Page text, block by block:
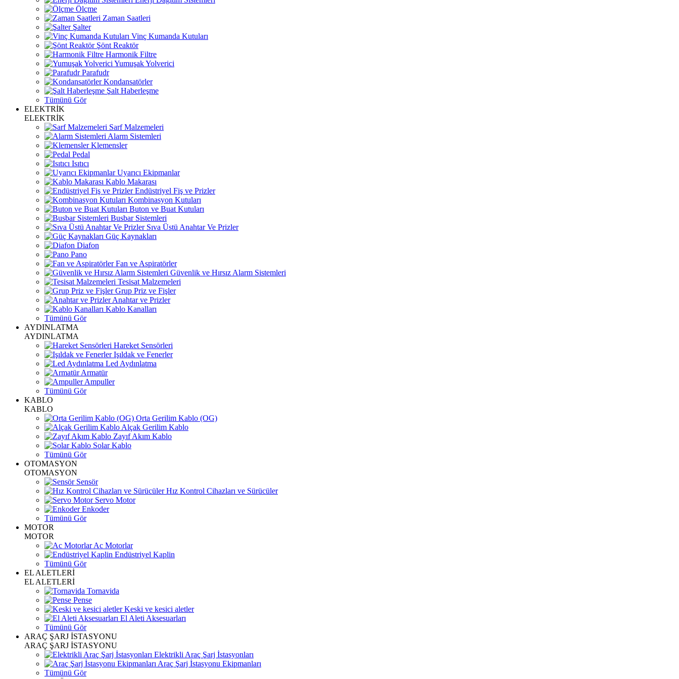
Ölçme
Zaman Saatleri
Şalter
Vinç Kumanda Kutuları
Şönt Reaktör
Harmonik Filtre
Yumuşak Yolverici
Parafudr
Kondansatörler
Şalt Haberleşme
Tümünü Gör
ELEKTRİK
ELEKTRİK
Sarf Malzemeleri
Alarm Sistemleri
Klemensler
Pedal
Isıtıcı
Uyarıcı Ekipmanlar
Kablo Makarası
Endüstriyel Fiş ve Prizler
Kombinasyon Kutuları
Buton ve Buat Kutuları
Busbar Sistemleri
Sıva Üstü Anahtar Ve Prizler
Güç Kaynakları
Diafon
Pano
Fan ve Aspiratörler
Güvenlik ve Hırsız Alarm Sistemleri
Tesisat Malzemeleri
Grup Priz ve Fişler
Anahtar ve Prizler
Kablo Kanalları
Tümünü Gör
AYDINLATMA
AYDINLATMA
Hareket Sensörleri
Işıldak ve Fenerler
Led Aydınlatma
Armatür
Ampuller
Tümünü Gör
KABLO
KABLO
Orta Gerilim Kablo (OG)
Alçak Gerilim Kablo
Zayıf Akım Kablo
Solar Kablo
Tümünü Gör
OTOMASYON
OTOMASYON
Sensör
Hız Kontrol Cihazları ve Sürücüler
Servo Motor
Enkoder
Tümünü Gör
MOTOR
MOTOR
Ac Motorlar
Endüstriyel Kaplin
Tümünü Gör
EL ALETLERİ
EL ALETLERİ
Tornavida
Pense
Keski ve kesici aletler
El Aleti Aksesuarları
Tümünü Gör
ARAÇ ŞARJ İSTASYONU
ARAÇ ŞARJ İSTASYONU
Elektrikli Araç Şarj İstasyonları
Araç Şarj İstasyonu Ekipmanları
Tümünü Gör